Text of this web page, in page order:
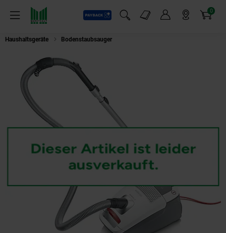
Menü
Payback
Suchfeld einblenden
Markt-Angebote 0
Artikel
Haushaltsgeräte Bodenstaubsauger